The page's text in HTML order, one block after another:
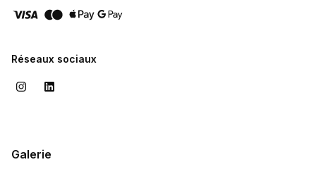
Réseaux sociaux
Galerie